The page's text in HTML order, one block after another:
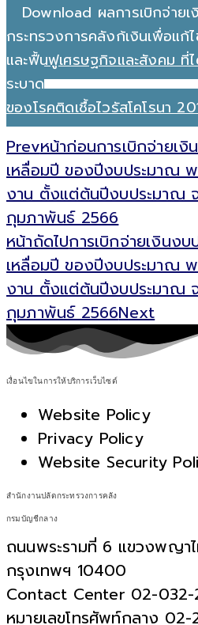
Download ผลการเบิกจ่าย
กระทรวงการคลังกู้เงินเพื่อแก้
และฟื้นฟูเศรษฐกิจและสังคม ที่
ระบาด
ของโรคติดเชื้อไวรัสโคโรนา
Prevหน้าก่อนการเบิกจ่ายเ
เหลื่อมปี ของปีงบประมาณ
งาน ตั้งแต่ต้นปีงบประมาณ
กุมภาพันธ์ 2566
หน้าถัดไปการเบิกจ่ายเงินง
เหลื่อมปี ของปีงบประมาณ
งาน ตั้งแต่ต้นปีงบประมาณ
กุมภาพันธ์ 2566Next
เงื่อนไขในการให้บริการเว็บไซต์
Website Policy
Privacy Policy
Website Security
สำนักงานปลัดกระทรวงการคลัง
กรมบัญชีกลาง
ถนนพระรามที่ 6 แขวงพญา
กรุงเทพฯ 10400
Contact Center 02-032-
หมายเลขโทรศัพท์กลาง